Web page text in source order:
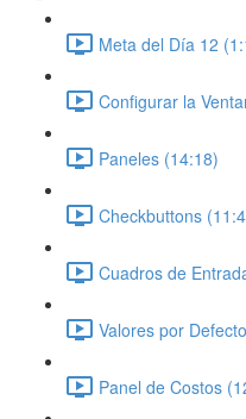
Meta del Día 12
Configurar la
Paneles (14:18)
Checkbuttons
Cuadros de
Valores por
Panel de Costos